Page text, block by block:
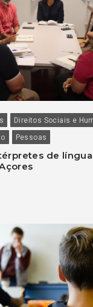
Direitos Sociais e
Pessoas
de